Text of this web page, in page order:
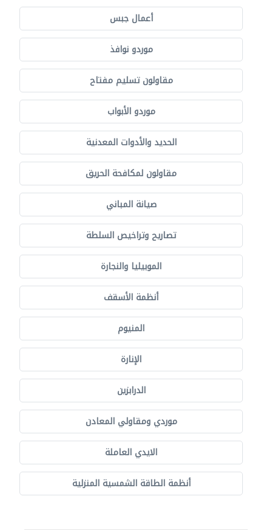
أعمال جبس
موردو نوافذ
مقاولون تسليم مفتاح
موردو الأبواب
الحديد والأدوات المعدنية
مقاولون لمكافحة الحريق
صيانة المباني
تصاريح وتراخيص السلطة
الموبيليا والنجارة
أنظمة الأسقف
المنيوم
الإنارة
الدرابزين
موردي ومقاولي المعادن
الايدي العاملة
أنظمة الطاقة الشمسية المنزلية